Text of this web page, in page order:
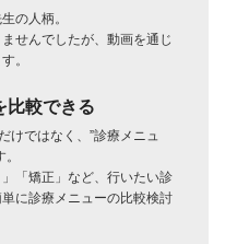
の人柄。
せんでしたが、動画を通じ
。
比較できる
けではなく、”診療メニュ
「矯正」など、行いたい診
に診療メニューの比較検討